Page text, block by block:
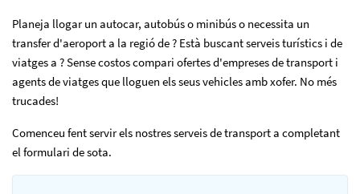
Planeja llogar un autocar, autobús o minibús o necessita un
transfer d'aeroport a la regió de ? Està buscant serveis turístics i de
viatges a ? Sense costos compari ofertes d'empreses de transport i
agents de viatges que lloguen els seus vehicles amb xofer. No més
trucades!
Comenceu fent servir els nostres serveis de transport a completant
el formulari de sota.